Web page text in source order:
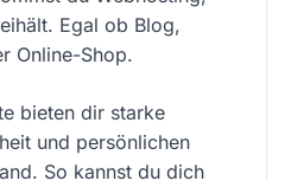
Egal ob Blog,
Online-Shop.
bieten dir starke
und persönlichen
So kannst du dich